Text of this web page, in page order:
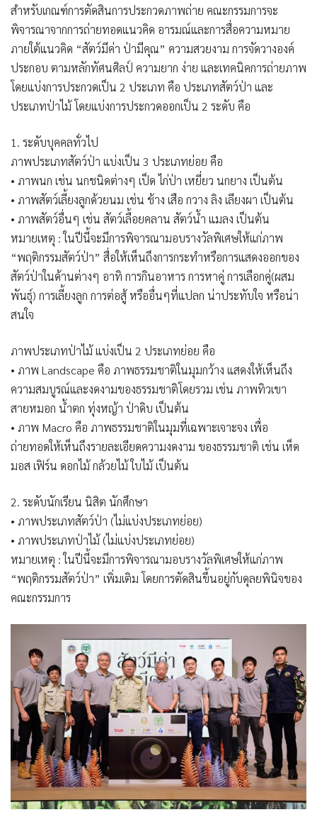
สำหรับเกณฑ์การตัดสินการประกวดภาพถ่าย คณะกรรมการจะ
พิจารณาจากการถ่ายทอดแนวคิด อารมณ์และการสื่อความหมาย
ภายใต้แนวคิด “สัตว์มีค่า ป่ามีคุณ” ความสวยงาม การจัดวางองค์
ประกอบ ตามหลักทัศนศิลป์ ความยาก ง่าย และเทคนิคการถ่ายภาพ
โดยแบ่งการประกวดเป็น 2 ประเภท คือ ประเภทสัตว์ป่า และ
ประเภทป่าไม้ โดยแบ่งการประกวดออกเป็น 2 ระดับ คือ
1. ระดับบุคคลทั่วไป
ภาพประเภทสัตว์ป่า แบ่งเป็น 3 ประเภทย่อย คือ
• ภาพนก เช่น นกชนิดต่างๆ เป็ด ไก่ป่า เหยี่ยว นกยาง เป็นต้น
• ภาพสัตว์เลี้ยงลูกด้วยนม เช่น ช้าง เสือ กวาง ลิง เลียงผา เป็นต้น
• ภาพสัตว์อื่นๆ เช่น สัตว์เลื้อยคลาน สัตว์น้ำ แมลง เป็นต้น
หมายเหตุ : ในปีนี้จะมีการพิจารณามอบรางวัลพิเศษให้แก่ภาพ
“พฤติกรรมสัตว์ป่า” สื่อให้เห็นถึงการกระทำหรือการแสดงออกของ
สัตว์ป่าในด้านต่างๆ อาทิ การกินอาหาร การหาคู่ การเลือกคู่(ผสม
พันธุ์) การเลี้ยงลูก การต่อสู้ หรืออื่นๆที่แปลก น่าประทับใจ หรือน่า
สนใจ
ภาพประเภทป่าไม้ แบ่งเป็น 2 ประเภทย่อย คือ
• ภาพ Landscape คือ ภาพธรรมชาติในมุมกว้าง แสดงให้เห็นถึง
ความสมบูรณ์และงดงามของธรรมชาติโดยรวม เช่น ภาพทิวเขา
สายหมอก น้ำตก ทุ่งหญ้า ป่าดิบ เป็นต้น
• ภาพ Macro คือ ภาพธรรมชาติในมุมที่เฉพาะเจาะจง เพื่อ
ถ่ายทอดให้เห็นถึงรายละเอียดความงดงาม ของธรรมชาติ เช่น เห็ด
มอส เฟิร์น ดอกไม้ กล้วยไม้ ใบไม้ เป็นต้น
2. ระดับนักเรียน นิสิต นักศึกษา
• ภาพประเภทสัตว์ป่า (ไม่แบ่งประเภทย่อย)
• ภาพประเภทป่าไม้ (ไม่แบ่งประเภทย่อย)
หมายเหตุ : ในปีนี้จะมีการพิจารณามอบรางวัลพิเศษให้แก่ภาพ
“พฤติกรรมสัตว์ป่า” เพิ่มเติม โดยการตัดสินขึ้นอยู่กับดุลยพินิจของ
คณะกรรมการ